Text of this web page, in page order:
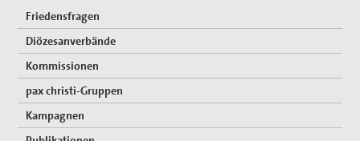
Friedensfragen
Diözesanverbände
Kommissionen
pax christi-Gruppen
Kampagnen